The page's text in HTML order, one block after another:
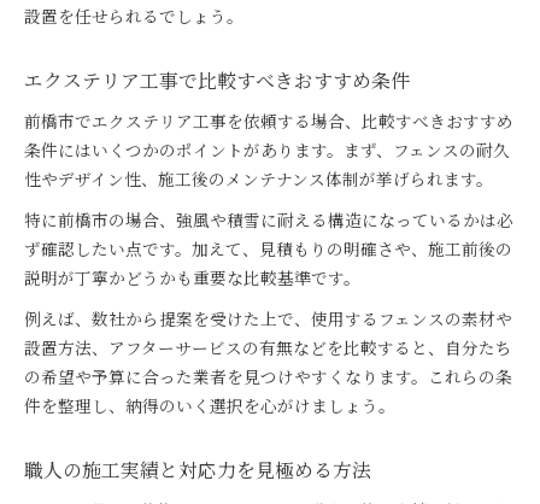
設置を任せられるでしょう。
エクステリア工事で比較すべきおすすめ条件
前橋市でエクステリア工事を依頼する場合、比較すべきおすすめ
条件にはいくつかのポイントがあります。まず、フェンスの耐久
性やデザイン性、施工後のメンテナンス体制が挙げられます。
特に前橋市の場合、強風や積雪に耐える構造になっているかは必
ず確認したい点です。加えて、見積もりの明確さや、施工前後の
説明が丁寧かどうかも重要な比較基準です。
例えば、数社から提案を受けた上で、使用するフェンスの素材や
設置方法、アフターサービスの有無などを比較すると、自分たち
の希望や予算に合った業者を見つけやすくなります。これらの条
件を整理し、納得のいく選択を心がけましょう。
職人の施工実績と対応力を見極める方法